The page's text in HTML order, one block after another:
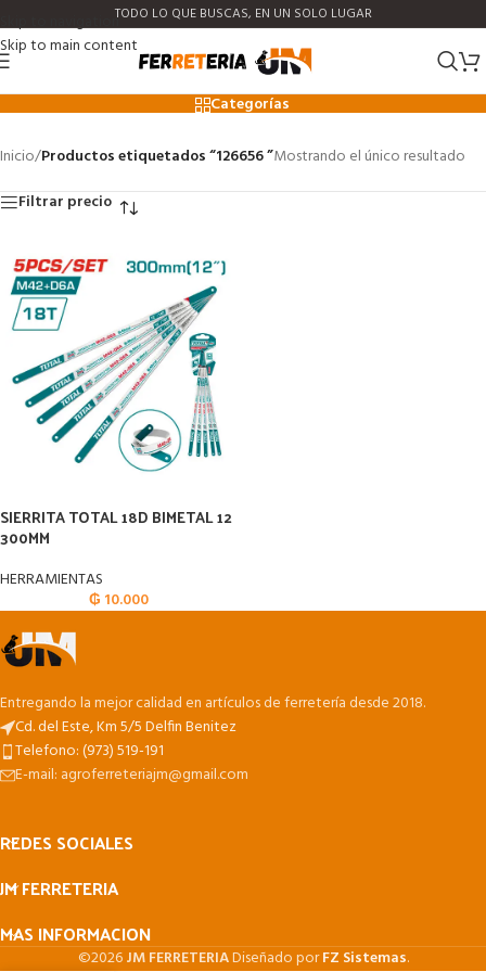
Skip to navigation
Skip to main content
TODO LO QUE BUSCAS, EN UN SOLO LUGAR
126656
Categorías
Inicio/Productos etiquetados “126656 ”Mostrando el único resultado
Filtrar precio
SIERRITA TOTAL 18D BIMETAL 12
300MM
HERRAMIENTAS
₲ 10.000
Entregando la mejor calidad en artículos de ferretería desde 2018.
Cd. del Este, Km 5/5 Delfin Benitez
Telefono: (973) 519-191
E-mail: agroferreteriajm@gmail.com
REDES SOCIALES
JM FERRETERIA
MAS INFORMACION
©2026JM FERRETERIADiseñado porFZ Sistemas.